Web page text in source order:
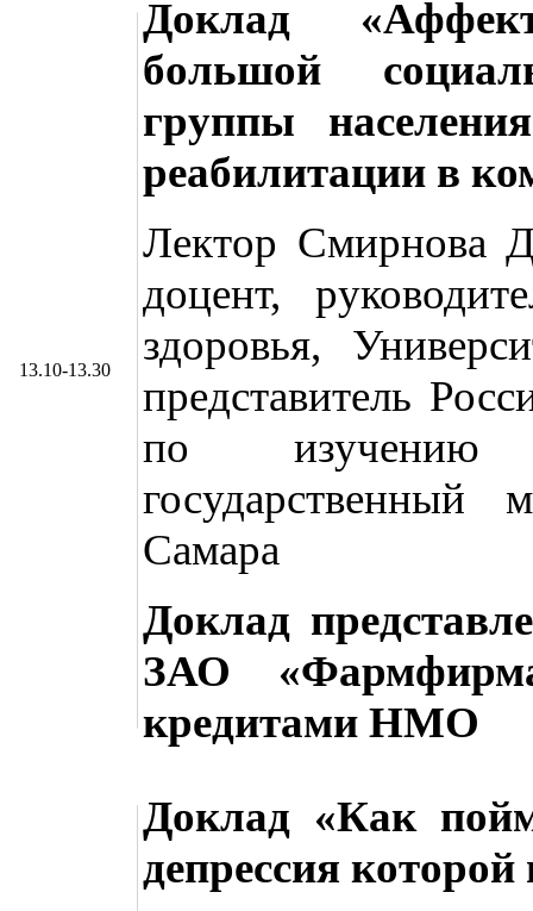
13.10-13.30
Доклад
большой
группы
реабилитации в
Лектор Смирнова
доцент,
здоровья,
представитель
по изучению
государственный
Самара
Доклад
ЗАО
кредитами НМО
Доклад «Как
депрессия которой